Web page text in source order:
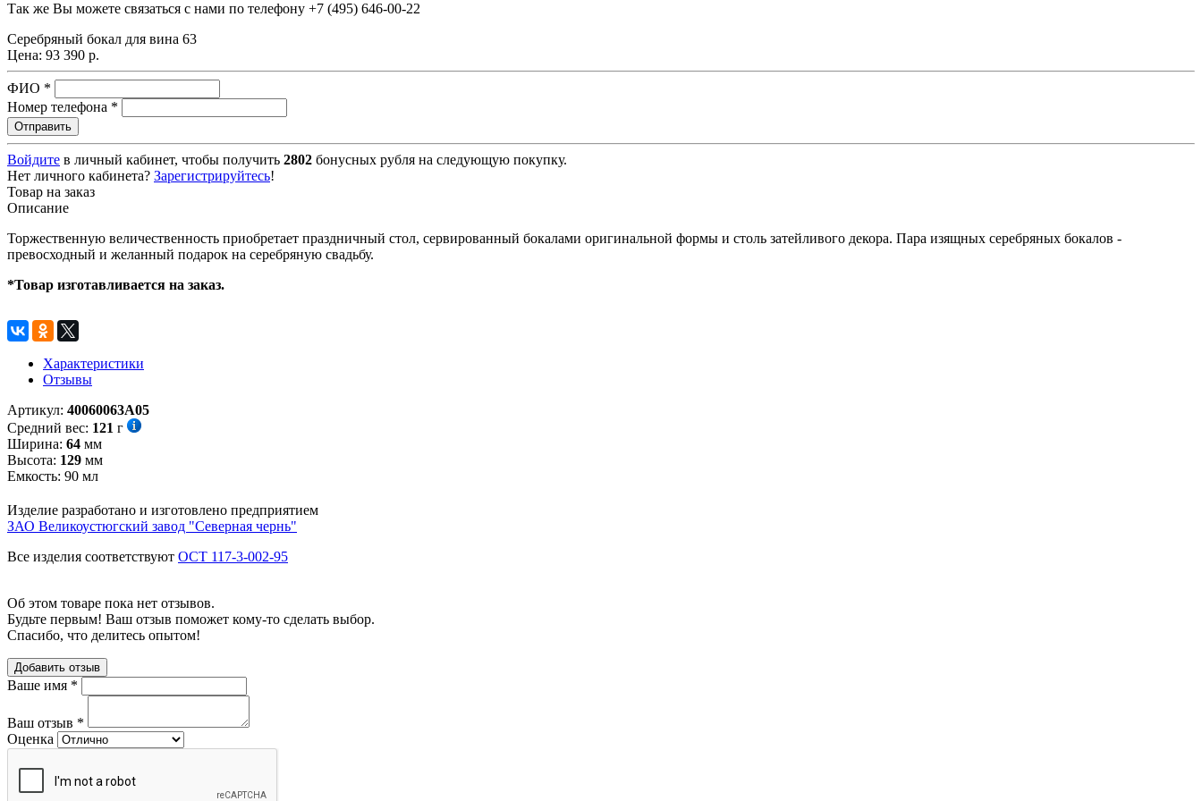
Так же Вы можете связаться с нами по телефону +7 (495) 646-00-22
Серебряный бокал для вина 63
Цена: 93 390 р.
ФИО *
Номер телефона *
Войдите в личный кабинет, чтобы получить 2802 бонусных рубля на следующую покупку.
Нет личного кабинета? Зарегистрируйтесь!
Товар на заказ
Описание
Торжественную величественность приобретает праздничный стол, сервированный бокалами оригинальной формы и столь затейливого декора. Пара изящных серебряных бокалов -
превосходный и желанный подарок на серебряную свадьбу.
*Товар изготавливается на заказ.
Характеристики
Отзывы
Артикул: 40060063А05
Средний вес: 121 г
Ширина: 64 мм
Высота: 129 мм
Емкость: 90 мл
Изделие разработано и изготовлено предприятием
ЗАО Великоустюгский завод "Северная чернь"
Все изделия соответствуют ОСТ 117-3-002-95
Об этом товаре пока нет отзывов.
Будьте первым! Ваш отзыв поможет кому-то сделать выбор.
Спасибо, что делитесь опытом!
Добавить отзыв
Ваше имя *
Ваш отзыв *
Оценка